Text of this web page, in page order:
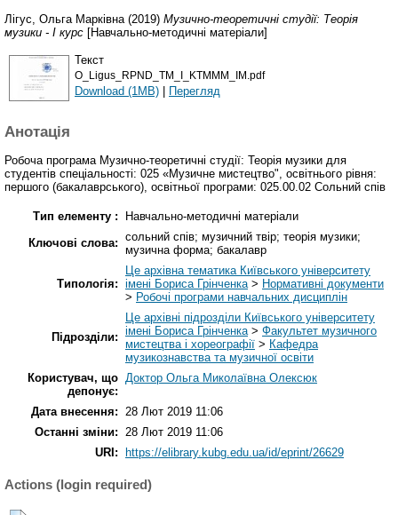
Лігус, Ольга Марківна (2019) Музично-теоретичні студії: Теорія
музики - І курс [Навчально-методичні матеріали]
Текст
O_Ligus_RPND_TM_I_KTMMM_IM.pdf
Download (1MB) | Перегляд
Анотація
Робоча програма Музично-теоретичні студії: Теорія музики для
студентів спеціальності: 025 «Музичне мистецтво", освітнього рівня:
першого (бакалаврського), освітньої програми: 025.00.02 Сольний спів
Тип елементу :
Навчально-методичні матеріали
Ключові слова: сольний спів; музичний твір; теорія музики;
музична форма; бакалавр
Типологія:
Це архівна тематика Київського університету
імені Бориса Грінченка> Нормативні документи
> Робочі програми навчальних дисциплін
Підрозділи:
Це архівні підрозділи Київського університету
імені Бориса Грінченка> Факультет музичного
мистецтва і хореографії > Кафедра
музикознавства та музичної освіти
Користувач, що
депонує:
Доктор Ольга Миколаївна Олексюк
Дата внесення: 28 Лют 2019 11:06
Останні зміни: 28 Лют 2019 11:06
URI:
https://elibrary.kubg.edu.ua/id/eprint/26629
Actions (login required)